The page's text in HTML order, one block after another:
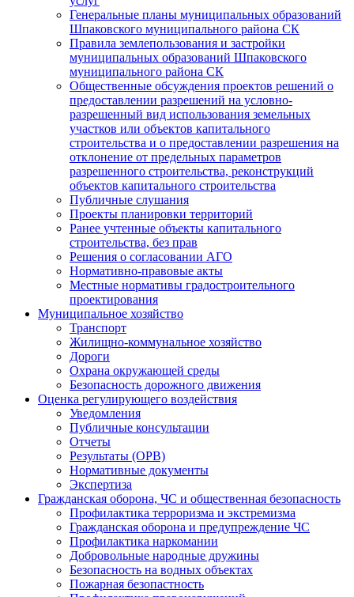
Генеральные планы муниципальных образований
Шпаковского муниципального района СК
Правила землепользования и застройки
муниципальных образований Шпаковского
муниципального района СК
Общественные обсуждения проектов решений о
предоставлении разрешений на условно-
разрешенный вид использования земельных
участков или объектов капитального
строительства и о предоставлении разрешения на
отклонение от предельных параметров
разрешенного строительства, реконструкций
объектов капитального строительства
Публичные слушания
Проекты планировки территорий
Ранее учтенные объекты капитального
строительства, без прав
Решения о согласовании АГО
Нормативно-правовые акты
Местные нормативы градостроительного
проектирования
Муниципальное хозяйство
Транспорт
Жилищно-коммунальное хозяйство
Дороги
Охрана окружающей среды
Безопасность дорожного движения
Оценка регулирующего воздействия
Уведомления
Публичные консультации
Отчеты
Результаты (ОРВ)
Нормативные документы
Экспертиза
Гражданская оборона, ЧС и общественная безопасность
Профилактика терроризма и экстремизма
Гражданская оборона и предупреждение ЧС
Профилактика наркомании
Добровольные народные дружины
Безопасность на водных объектах
Пожарная безопастность